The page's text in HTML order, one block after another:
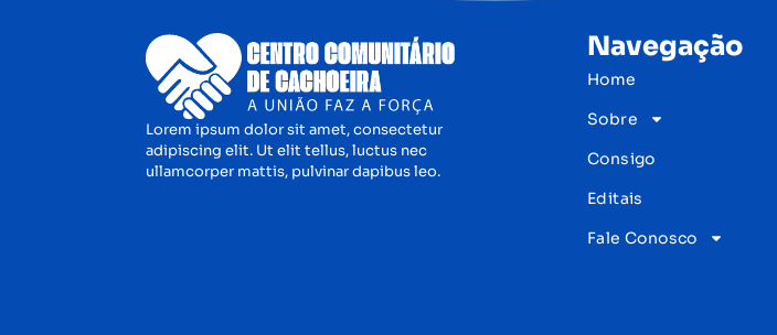
Lorem ipsum dolor sit amet, consectetur
adipiscing elit. Ut elit tellus, luctus nec
ullamcorper mattis, pulvinar dapibus leo.
Navegação
Home
Sobre
Consigo
Editais
Fale Conosco